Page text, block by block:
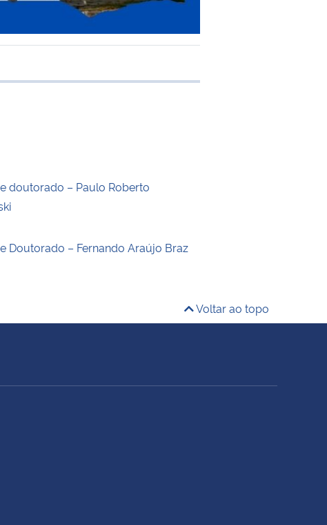
de transferência
doutorado – Paulo Roberto
Doutorado – Fernando Araújo Braz
Voltar ao topo